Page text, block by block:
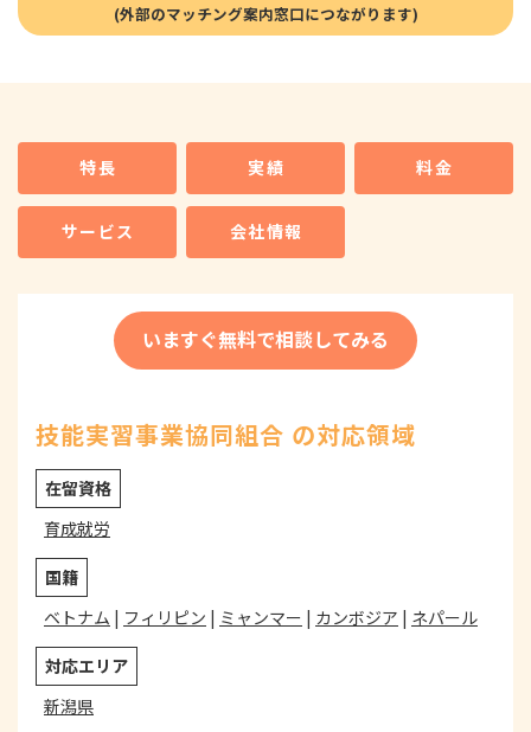
特長 実績 料金
サービス 会社情報
いますぐ無料で相談してみる
技能実習事業協同組合 の対応領域
在留資格
育成就労
国籍
ベトナム | フィリピン | ミャンマー | カンボジア | ネパール
対応エリア
新潟県